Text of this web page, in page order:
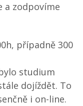
a zodpovíme
případně 300
studium
dojíždět. To
i on-line.